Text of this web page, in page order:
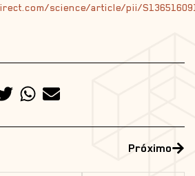
science/article/pii/
Próximo